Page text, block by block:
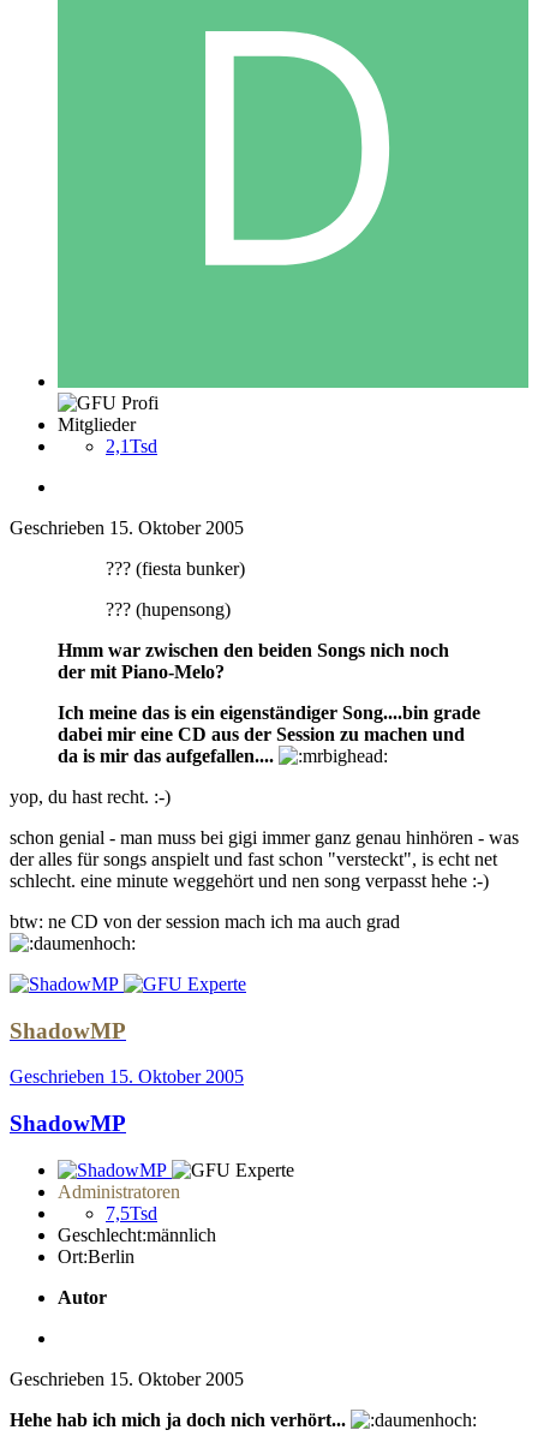
Mitglieder
2,1Tsd
Geschrieben 15. Oktober 2005
??? (fiesta bunker)
??? (hupensong)
Hmm war zwischen den beiden Songs nich noch
der mit Piano-Melo?
Ich meine das is ein eigenständiger Song....bin grade
dabei mir eine CD aus der Session zu machen und
da is mir das aufgefallen....
yop, du hast recht. :-)
schon genial - man muss bei gigi immer ganz genau hinhören - was
der alles für songs anspielt und fast schon "versteckt", is echt net
schlecht. eine minute weggehört und nen song verpasst hehe :-)
btw: ne CD von der session mach ich ma auch grad
ShadowMP
Geschrieben 15. Oktober 2005
ShadowMP
Administratoren
7,5Tsd
Geschlecht:männlich
Ort:Berlin
Autor
Geschrieben 15. Oktober 2005
Hehe hab ich mich ja doch nich verhört...